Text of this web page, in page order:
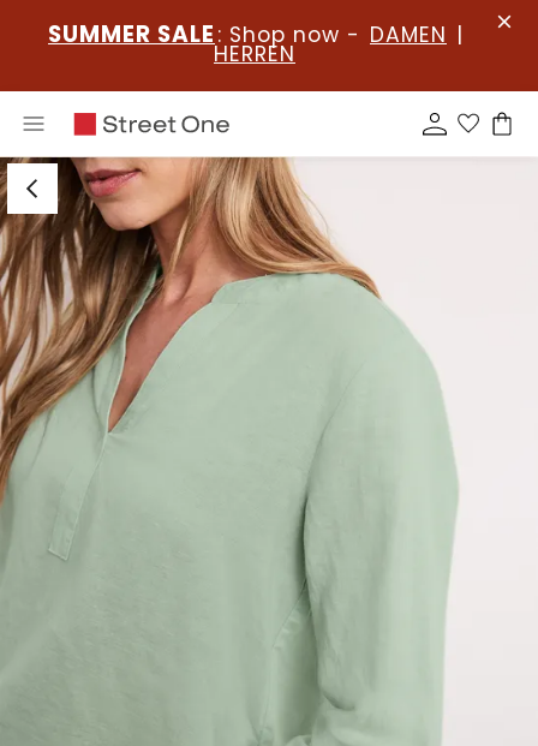
SUMMER SALE : Shop now - DAMEN |
HERREN